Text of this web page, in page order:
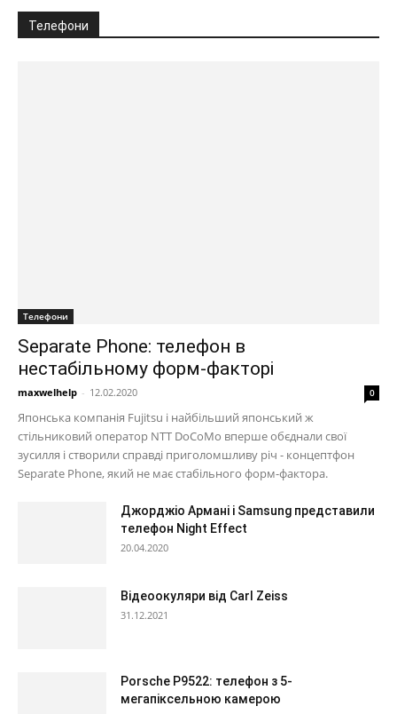
Телефони
Телефони
Separate Phone: телефон в
нестабільному форм-факторі
maxwelhelp - 12.02.2020 0
Японська компанія Fujitsu і найбільший японський ж
стільниковий оператор NTT DoCoMo вперше обєднали свої
зусилля і створили справді приголомшливу річ - концептфон
Separate Phone, який не має стабільного форм-фактора.
Джорджіо Армані і Samsung представили
телефон Night Effect
20.04.2020
Відеоокуляри від Carl Zeiss
31.12.2021
Porsche P9522: телефон з 5-
мегапіксельною камерою